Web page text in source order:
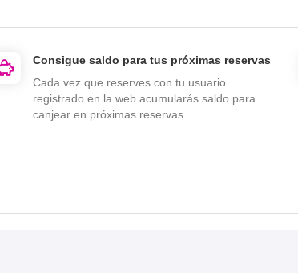
Consigue saldo para tus próximas reservas
Cada vez que reserves con tu usuario
registrado en la web acumularás saldo para
canjear en próximas reservas.